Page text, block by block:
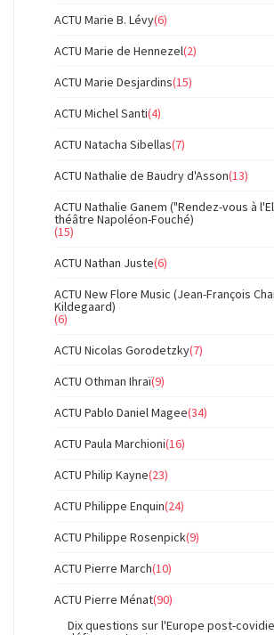
ACTU Marie B. Lévy(6)
ACTU Marie de Hennezel(2)
ACTU Marie Desjardins(15)
ACTU Michel Santi(4)
ACTU Natacha Sibellas(7)
ACTU Nathalie de Baudry d'Asson(13)
ACTU Nathalie Ganem ("Rendez-vous à
théâtre Napoléon-Fouché)
(15)
ACTU Nathan Juste(6)
ACTU New Flore Music (Jean-François
Kildegaard)
(6)
ACTU Nicolas Gorodetzky(7)
ACTU Othman Ihraï(9)
ACTU Pablo Daniel Magee(34)
ACTU Paula Marchioni(16)
ACTU Philip Kayne(23)
ACTU Philippe Enquin(24)
ACTU Philippe Rosenpick(9)
ACTU Pierre March(10)
ACTU Pierre Ménat(90)
Dix questions sur l'Europe post-